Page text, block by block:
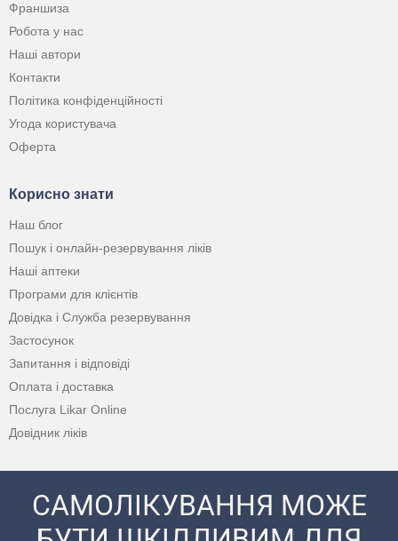
Франшиза
Робота у нас
Наші автори
Контакти
Політика конфіденційності
Угода користувача
Оферта
Корисно знати
Наш блог
Пошук і онлайн-резервування ліків
Наші аптеки
Програми для клієнтів
Довідка і Служба резервування
Застосунок
Запитання і відповіді
Оплата і доставка
Послуга Likar Online
Довідник ліків
САМОЛІКУВАННЯ МОЖЕ